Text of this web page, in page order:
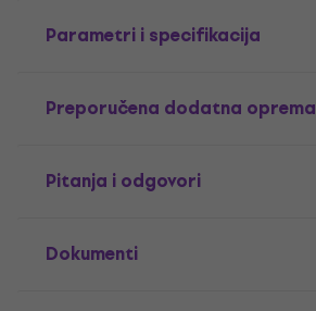
Parametri i specifikacija
Preporučena dodatna oprema
Pitanja i odgovori
Dokumenti